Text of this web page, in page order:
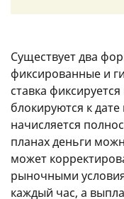
Существует два
фиксированные и
ставка
блокируются к
начисляется
планах деньги
может
рыночными
каждый час, а